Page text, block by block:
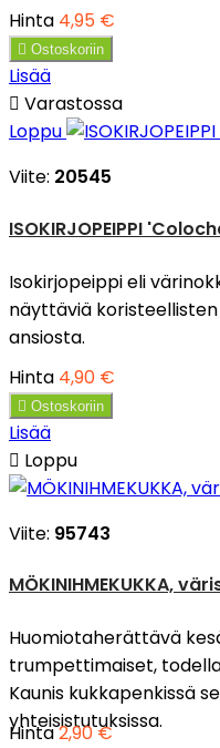
Hinta 4,95 €
 Ostoskoriin
Lisää
 Varastossa
Loppu
Viite: 20545
ISOKIRJOPEIPPI
Isokirjopeippi eli
näyttäviä
ansiosta.
Hinta 4,90 €
 Ostoskoriin
Lisää
 Loppu
Viite: 95743
MÖKINIHMEKUKKA,
Huomiotaherättävä
trumpettimaiset,
Kaunis kukkapenkissä
yhteisistutuksissa.
Hinta2,90 €